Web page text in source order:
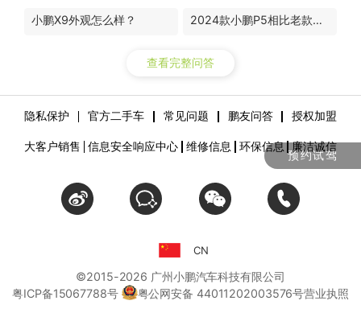
预约试驾
小鹏X9外观怎么样？ 2024款小鹏P5相比老款升级了哪些地方？
查看完整问答
隐私保护 官方二手车 常见问题 鹏友问答 授权加盟
大客户销售 信息安全响应中心 维修信息 环保信息 廉洁诚信
CN
©2015-2026 广州小鹏汽车科技有限公司
粤ICP备15067788号
粤公网安备 44011202003576号营业执照